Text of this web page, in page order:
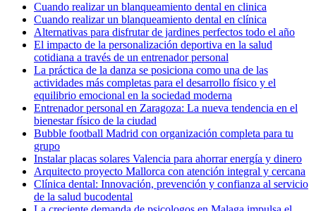
Cuando realizar un blanqueamiento dental en clinica
Cuando realizar un blanqueamiento dental en clínica
Alternativas para disfrutar de jardines perfectos todo el año
El impacto de la personalización deportiva en la salud
cotidiana a través de un entrenador personal
La práctica de la danza se posiciona como una de las
actividades más completas para el desarrollo físico y el
equilibrio emocional en la sociedad moderna
Entrenador personal en Zaragoza: La nueva tendencia en el
bienestar físico de la ciudad
Bubble football Madrid con organización completa para tu
grupo
Instalar placas solares Valencia para ahorrar energía y dinero
Arquitecto proyecto Mallorca con atención integral y cercana
Clínica dental: Innovación, prevención y confianza al servicio
de la salud bucodental